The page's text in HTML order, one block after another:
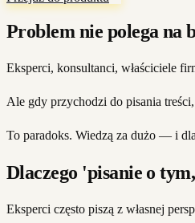
Problem nie polega na
Eksperci, konsultanci, właściciele
Ale gdy przychodzi do pisania treści,
To paradoks. Wiedzą za dużo — i
Dlaczego 'pisanie o
Eksperci często piszą z własnej